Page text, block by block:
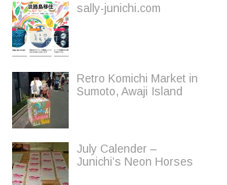
sally-junichi.com
Retro Komichi Market in
Sumoto, Awaji Island
July Calender –
Junichi’s Neon Horses